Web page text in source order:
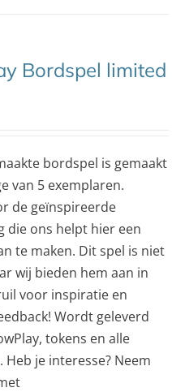
Bordspel limited
bordspel is gemaakt
van 5 exemplaren.
de geïnspireerde
die ons helpt hier een
te maken. Dit spel is niet
wij bieden hem aan in
voor inspiratie en
Wordt geleverd
tokens en alle
je interesse? Neem